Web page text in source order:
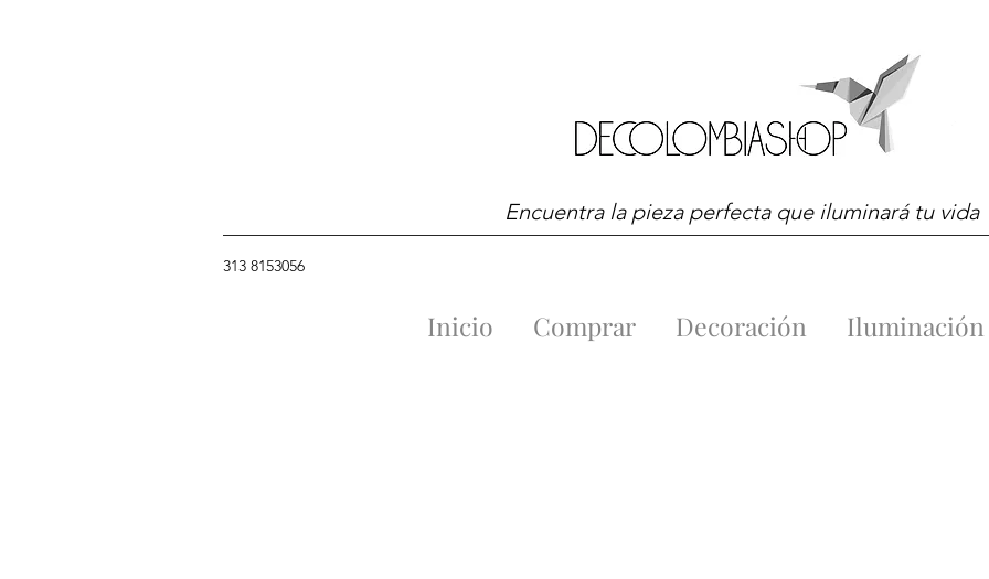
Encuentra la pieza perfecta que iluminará tu vida
313 8153056
Inicio Comprar Decoración Iluminación